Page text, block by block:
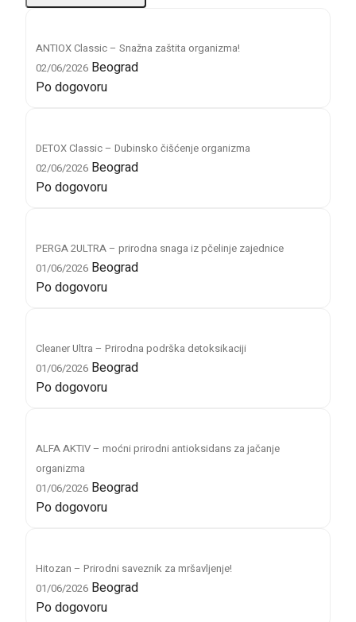
ANTIOX Classic – Snažna zaštita organizma!
02/06/2026 Beograd
Po dogovoru
DETOX Classic – Dubinsko čišćenje organizma
02/06/2026 Beograd
Po dogovoru
PERGA 2ULTRA – prirodna snaga iz pčelinje zajednice
01/06/2026 Beograd
Po dogovoru
Cleaner Ultra – Prirodna podrška detoksikaciji
01/06/2026 Beograd
Po dogovoru
ALFA AKTIV – moćni prirodni antioksidans za jačanje
organizma
01/06/2026 Beograd
Po dogovoru
Hitozan – Prirodni saveznik za mršavljenje!
01/06/2026 Beograd
Po dogovoru